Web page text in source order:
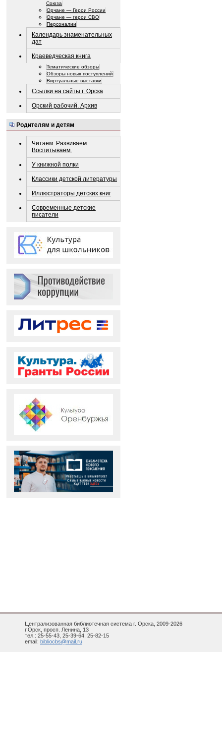
Союза
Орчане — Герои России
Орчане — герои СВО
Персоналии
Календарь знаменательных
дат
Краеведческая книга
Тематические обзоры
Обзоры новых поступлений
Виртуальные выставки
Ссылки на сайты г. Орска
Орский рабочий. Архив
Родителям и детям
Читаем. Развиваем.
Воспитываем.
У книжной полки
Классики детской литературы
Иллюстраторы детских книг
Современные детские
писатели
Централизованная библиотечная система г. Орска, 2009-2026
г.Орск, просп. Ленина, 13
тел.: 25-55-43, 25-39-64, 25-82-15
email: bibliocbs@mail.ru